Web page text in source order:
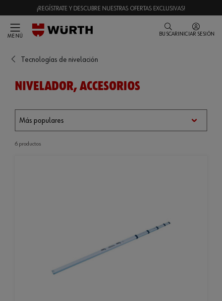
¡REGÍSTRATE Y DESCUBRE NUESTRAS OFERTAS EXCLUSIVAS!
MENÚ BUSCAR INICIAR SESIÓN
Tecnologías de nivelación
NIVELADOR, ACCESORIOS
6 productos